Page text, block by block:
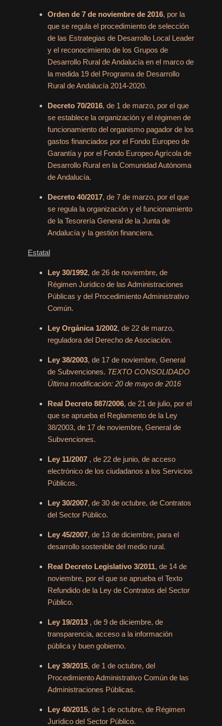
Orden de 7 de noviembre de 2016, por la
que se regula el procedimiento de selección
de las Estrategias de Desarrollo Local Leader
y el reconocimiento de los Grupos de
Desarrollo Rural de Andalucía en el marco de
la medida 19 del Programa de Desarrollo
Rural de Andalucía 2014-2020.
Decreto 70/2016, de 1 de marzo, por el que
se establece la organización y el régimen de
funcionamiento del organismo pagador de los
gastos financiados por el Fondo Europeo de
Garantía y por el Fondo Europeo Agrícola de
Desarrollo Rural en la Comunidad Autónoma
de Andalucía.
Decreto 40/2017, de 7 de marzo, por el que
se regula la organización y el funcionamiento
de la Tesorería General de la Junta de
Andalucía y la gestión financiera.
Estatal
Ley 30/1992, de 26 de noviembre, de
Régimen Jurídico de las Administraciones
Públicas y del Procedimiento Administrativo
Común.
Ley Orgánica 1/2002, de 22 de marzo,
reguladora del Derecho de Asociación.
Ley 38/2003, de 17 de noviembre, General
de Subvenciones. TEXTO CONSOLIDADO
Última modificación: 20 de mayo de 2016
Real Decreto 887/2006, de 21 de julio, por el
que se aprueba el Reglamento de la Ley
38/2003, de 17 de noviembre, General de
Subvenciones.
Ley 11/2007 , de 22 de junio, de acceso
electrónico de los ciudadanos a los Servicios
Públicos.
Ley 30/2007, de 30 de octubre, de Contratos
del Sector Público.
Ley 45/2007, de 13 de diciembre, para el
desarrollo sostenible del medio rural.
Real Decreto Legislativo 3/2011, de 14 de
noviembre, por el que se aprueba el Texto
Refundido de la Ley de Contratos del Sector
Público.
Ley 19/2013 , de 9 de diciembre, de
transparencia, acceso a la información
pública y buen gobierno.
Ley 39/2015, de 1 de octubre, del
Procedimiento Administrativo Común de las
Administraciones Públicas.
Ley 40/2015, de 1 de octubre, de Régimen
Jurídico del Sector Público.